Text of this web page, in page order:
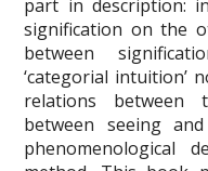
part in description:
signification on the
between
‘categorial intuition’
relations between
between seeing
phenomenological